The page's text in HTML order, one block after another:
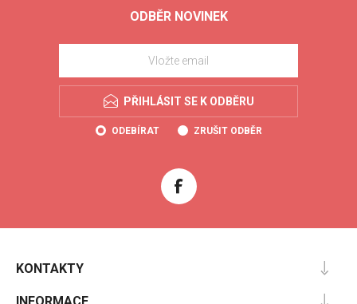
ODBĚR NOVINEK
PŘIHLÁSIT SE K ODBĚRU
ODEBÍRAT ZRUŠIT ODBĚR
KONTAKTY